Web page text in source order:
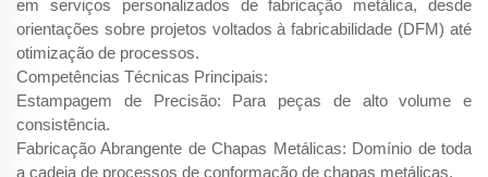
em serviços personalizados de fabricação metálica, desde
orientações sobre projetos voltados à fabricabilidade (DFM) até
otimização de processos.
Competências Técnicas Principais:
Estampagem de Precisão: Para peças de alto volume e
consistência.
Fabricação Abrangente de Chapas Metálicas: Domínio de toda
a cadeia de processos de conformação de chapas metálicas.